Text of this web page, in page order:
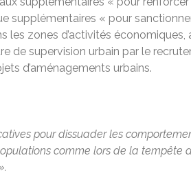
supplémentaires « pour
les zones d’activités
de supervision urbain par le
d’aménagements urbains.
pour dissuader les
comme lors de la tempête